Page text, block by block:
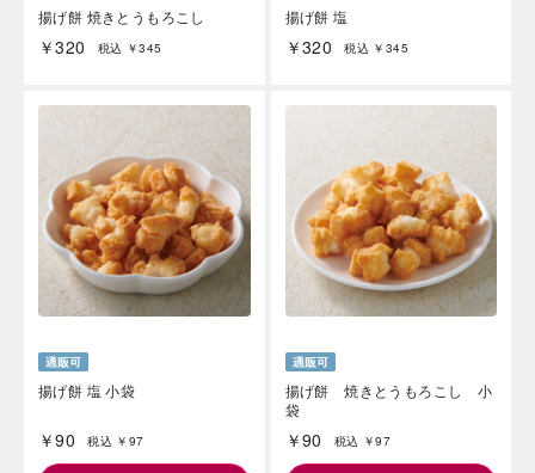
揚げ餅 焼きとうもろこし
￥320 税込 ￥345
揚げ餅 塩
￥320 税込 ￥345
揚げ餅 塩 小袋
￥90 税込 ￥97
揚げ餅 焼きとうもろこし 小
袋
￥90 税込 ￥97